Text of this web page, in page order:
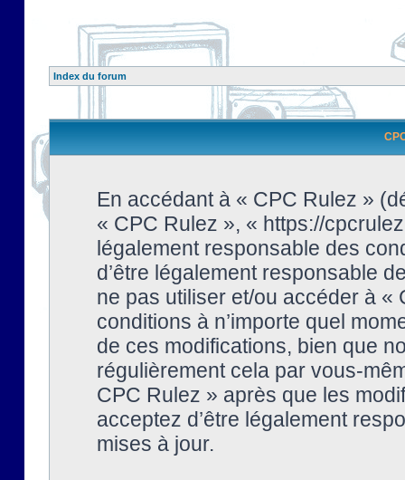
Index du forum
En accédant à « CPC Rulez »
« CPC Rulez », « https://
légalement responsable des
d’être légalement responsable
ne pas utiliser et/ou accéder à
conditions à n’importe quel
de ces modifications, bien que
régulièrement cela par vous-
CPC Rulez » après que les
acceptez d’être légalement
mises à jour.